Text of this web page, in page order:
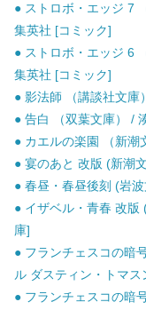
● ストロボ・エッジ 7
集英社 [コミック]
● ストロボ・エッジ 6
集英社 [コミック]
● 影法師 （講談社文庫
● 告白 （双葉文庫） /
● カエルの楽園 （新潮
● 宴のあと 改版 (新潮
● 春昼・春昼後刻 (岩
● イザベル・青春 改版
庫]
● フランチェスコの暗
ル ダスティン・トマ
● フランチェスコの暗